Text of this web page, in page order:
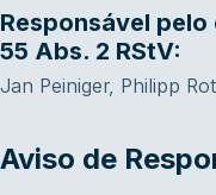
Responsável
55 Abs. 2 RStV:
Jan Peiniger, Philipp
Aviso de